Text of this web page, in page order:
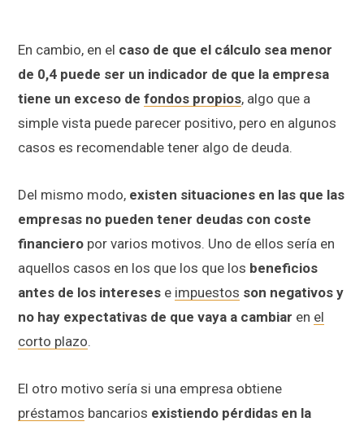
En cambio, en el caso de que el cálculo sea menor
de 0,4 puede ser un indicador de que la empresa
tiene un exceso de fondos propios, algo que a
simple vista puede parecer positivo, pero en algunos
casos es recomendable tener algo de deuda.
Del mismo modo, existen situaciones en las que las
empresas no pueden tener deudas con coste
financiero por varios motivos. Uno de ellos sería en
aquellos casos en los que los que los beneficios
antes de los intereses e impuestos son negativos y
no hay expectativas de que vaya a cambiar en el
corto plazo.
El otro motivo sería si una empresa obtiene
préstamos bancarios existiendo pérdidas en la